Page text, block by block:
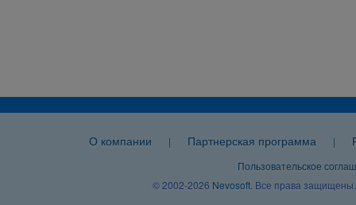
О компании | Партнерская программа |
Пользовательское
© 2002-2026 Nevosoft . Все права защищены